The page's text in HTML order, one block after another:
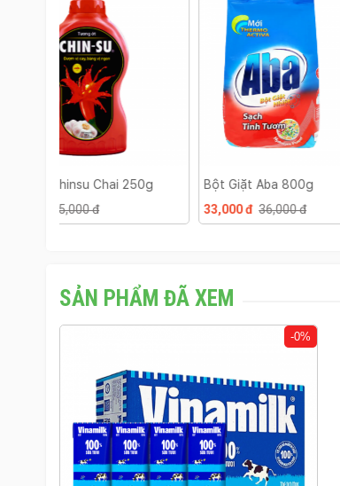
Bột Giặt Aba 800g
33,000 đ
Bột Giặt
18,000 đ
SẢN PHẨM ĐÃ XEM
-0%